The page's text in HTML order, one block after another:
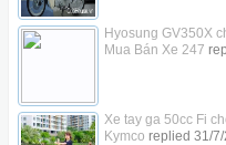
Hyosung GV350X
Mua Bán Xe 247
Xe tay ga 50cc Fi
Kymco replied 31/7/